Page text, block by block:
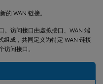
的 WAN 链接。
。访问接口由虚拟接口、WAN 端
组成，共同定义为特定 WAN 链接
访问接口。